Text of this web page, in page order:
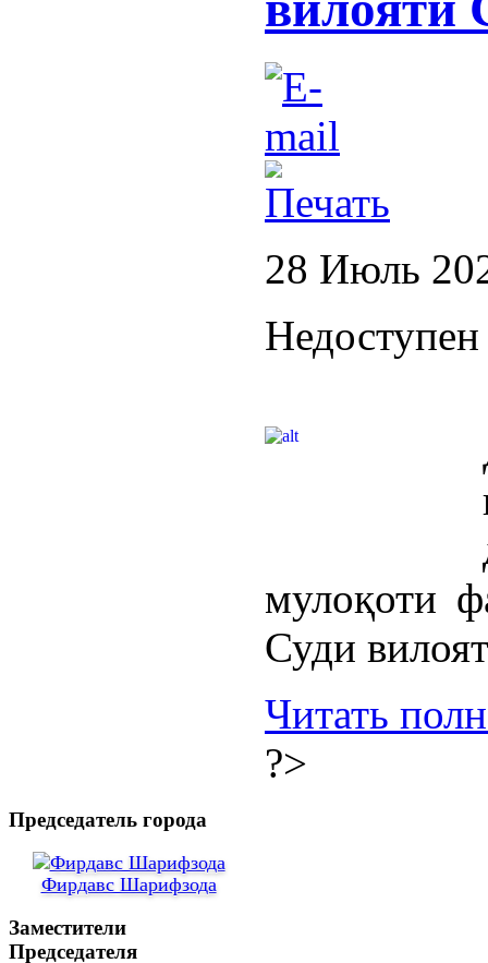
28 Июль
мулоқоти
Суди
Читать
?>
Председатель города
Фирдавс Шарифзода
Заместители
Председателя